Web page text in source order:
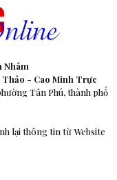
Nhâm
Thảo - Cao Minh Trực
Tân Phú, thành phố
lại thông tin từ Website